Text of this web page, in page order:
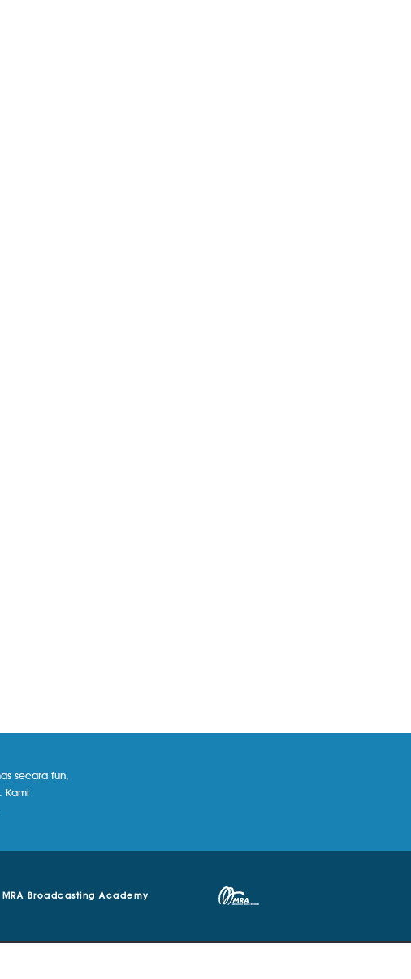
secara fun,
Kami
MRA Broadcasting Academy